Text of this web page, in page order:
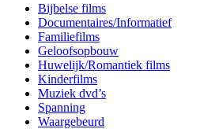
Bijbelse films
Documentaires/Informatief
Familiefilms
Geloofsopbouw
Huwelijk/Romantiek films
Kinderfilms
Muziek dvd’s
Spanning
Waargebeurd